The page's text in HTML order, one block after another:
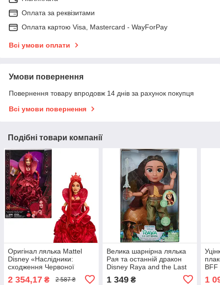
Оплата за реквізитами
Оплата картою Visa, Mastercard - WayForPay
Всі умови оплати
Умови повернення
Повернення товару впродовж 14 днів за рахунок покупця
Всі умови повернення
Подібні товари компанії
Оригінал лялька Mattel
Disney «Наслідники:
сходження Червоної
Королеви Чорний» HWV09
2 354,17 ₴ 2 587 ₴
Велика шарнірна лялька
Рая та останній дракон
Disney Raya and the Last
1 349₴
BFF
1